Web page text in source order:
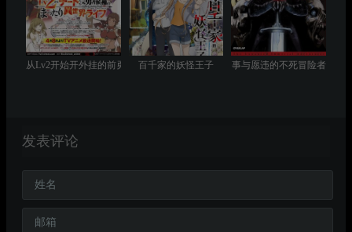
从Lv2开始开外挂的前勇者候补过着悠哉异世界生活
百千家的妖怪王子 事与愿违的不死冒险者
发表评论
姓名
邮箱